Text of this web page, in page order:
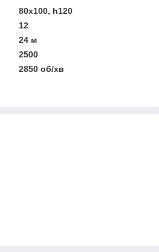
80х100, h120
12
24 м
2500
2850 об/хв